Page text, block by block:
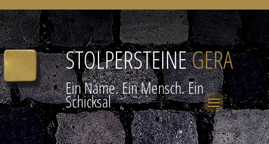
STOLPERSTEINEGERA
Ein Name. Ein Mensch. Ein
Schicksal